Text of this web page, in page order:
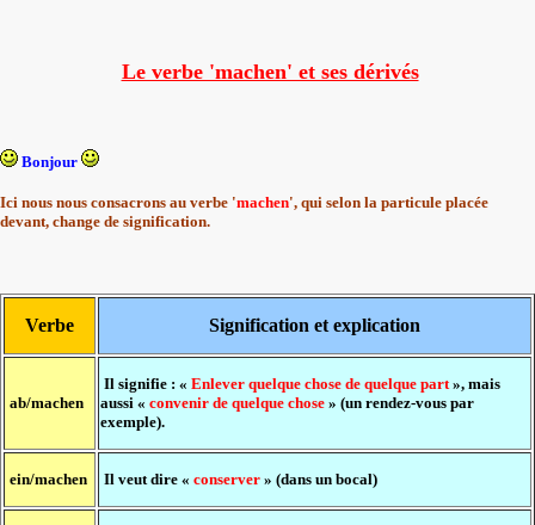
Le verbe 'machen' et ses dérivés
Bonjour
Ici nous nous consacrons au verbe 'machen', qui selon la particule placée
devant, change de signification.
Verbe Signification et explication
ab/machen
Il signifie : « Enlever quelque chose de quelque part », mais
aussi « convenir de quelque chose » (un rendez-vous par
exemple).
ein/machen Il veut dire « conserver » (dans un bocal)